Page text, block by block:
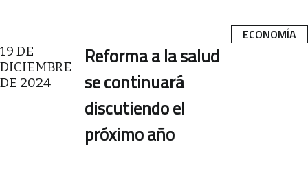
ECONOMÍA
19 DE
DICIEMBRE
DE 2024
Reforma a la salud
se continuará
discutiendo el
próximo año